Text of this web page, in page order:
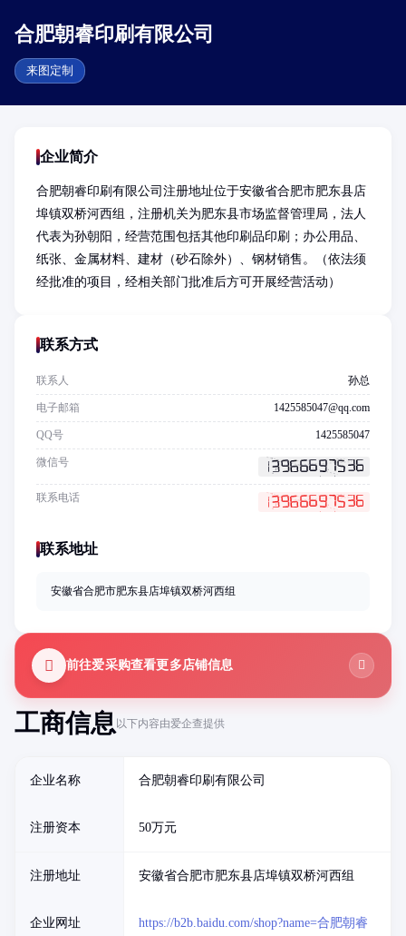
合肥朝睿印刷有限公司
来图定制
工商信息以下内容由爱企查提供
企业名称 合肥朝睿印刷有限公司
注册资本 50万元
注册地址 安徽省合肥市肥东县店埠镇双桥河西组
企业网址
https://b2b.baidu.com/shop?name=合肥朝睿
企业简介
合肥朝睿印刷有限公司注册地址位于安徽省合肥市肥东县店
埠镇双桥河西组，注册机关为肥东县市场监督管理局，法人
代表为孙朝阳，经营范围包括其他印刷品印刷；办公用品、
纸张、金属材料、建材（砂石除外）、钢材销售。（依法须
经批准的项目，经相关部门批准后方可开展经营活动）
联系方式
联系人 孙总
电子邮箱 1425585047@qq.com
QQ号 1425585047
微信号
联系电话
联系地址
安徽省合肥市肥东县店埠镇双桥河西组
前往爱采购查看更多店铺信息